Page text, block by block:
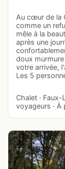
Au cœur de la
comme un
mêle à la
après une
doux
votre arrivée,
Les 5
Chalet ·
voyageurs ·